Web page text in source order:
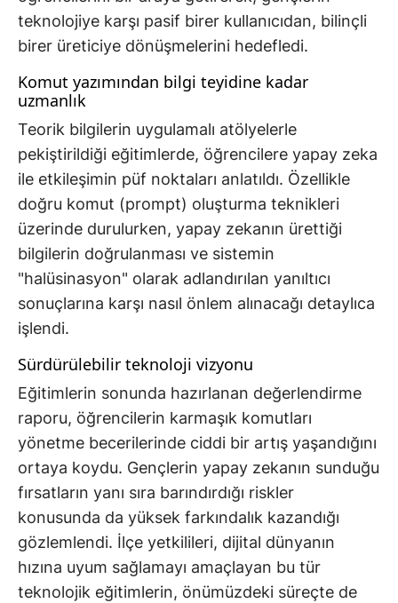
teknolojiye karşı pasif birer kullanıcıdan, bilinçli
birer üreticiye dönüşmelerini hedefledi.
Komut yazımından bilgi teyidine kadar
uzmanlık
Teorik bilgilerin uygulamalı atölyelerle
pekiştirildiği eğitimlerde, öğrencilere yapay zeka
ile etkileşimin püf noktaları anlatıldı. Özellikle
doğru komut (prompt) oluşturma teknikleri
üzerinde durulurken, yapay zekanın ürettiği
bilgilerin doğrulanması ve sistemin
"halüsinasyon" olarak adlandırılan yanıltıcı
sonuçlarına karşı nasıl önlem alınacağı detaylıca
işlendi.
Sürdürülebilir teknoloji vizyonu
Eğitimlerin sonunda hazırlanan değerlendirme
raporu, öğrencilerin karmaşık komutları
yönetme becerilerinde ciddi bir artış yaşandığını
ortaya koydu. Gençlerin yapay zekanın sunduğu
fırsatların yanı sıra barındırdığı riskler
konusunda da yüksek farkındalık kazandığı
gözlemlendi. İlçe yetkilileri, dijital dünyanın
hızına uyum sağlamayı amaçlayan bu tür
teknolojik eğitimlerin, önümüzdeki süreçte de